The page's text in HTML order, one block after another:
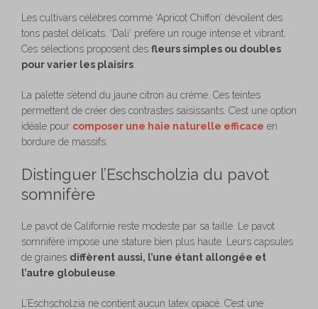
Les cultivars célèbres comme ‘Apricot Chiffon’ dévoilent des
tons pastel délicats. ‘Dali’ préfère un rouge intense et vibrant.
Ces sélections proposent des fleurs simples ou doubles
pour varier les plaisirs
La palette s’étend du jaune citron au crème. Ces teintes
permettent de créer des contrastes saisissants. C’est une option
idéale pour composer une haie naturelle efficace en
bordure de massifs.
Distinguer l’Eschscholzia du pavot
somnifère
Le pavot de Californie reste modeste par sa taille. Le pavot
somnifère impose une stature bien plus haute. Leurs capsules
de graines diffèrent aussi, l’une étant allongée et
l’autre globuleuse
L’Eschscholzia ne contient aucun latex opiacé. C’est une